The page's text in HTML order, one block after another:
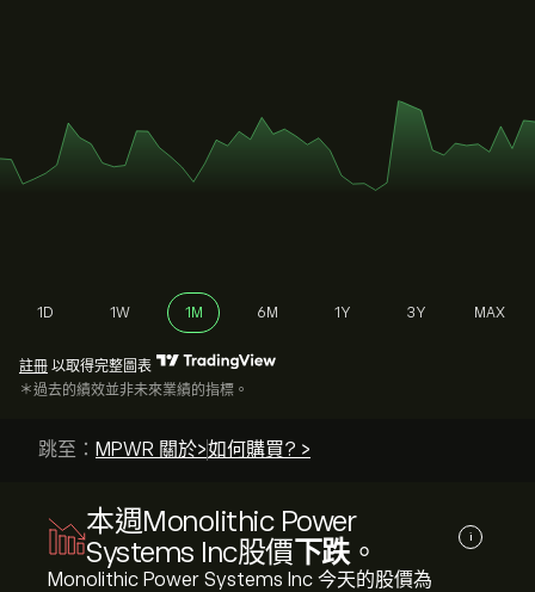
1D 1W 1M 6M 1Y 3Y MAX
註冊 以取得完整圖表
＊過去的績效並非未來業績的指標。
跳至： MPWR 關於>如何購買? >
本週Monolithic Power
Systems Inc股價下跌。 i
Monolithic Power Systems Inc 今天的股價為‎